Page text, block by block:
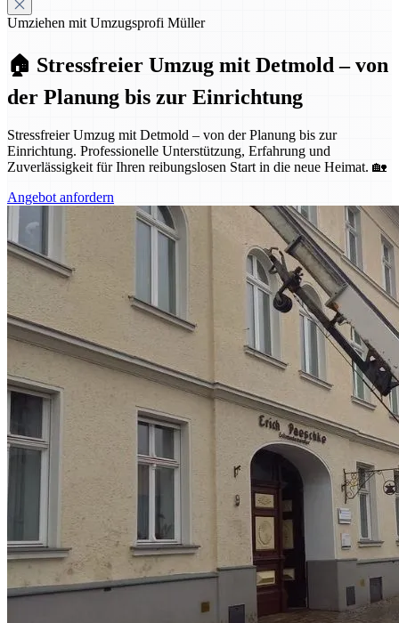
Umziehen mit Umzugsprofi Müller
🏠 Stressfreier Umzug mit Detmold – von
der Planung bis zur Einrichtung
Stressfreier Umzug mit Detmold – von der Planung bis zur
Einrichtung. Professionelle Unterstützung, Erfahrung und
Zuverlässigkeit für Ihren reibungslosen Start in die neue Heimat. 🏡
Angebot anfordern